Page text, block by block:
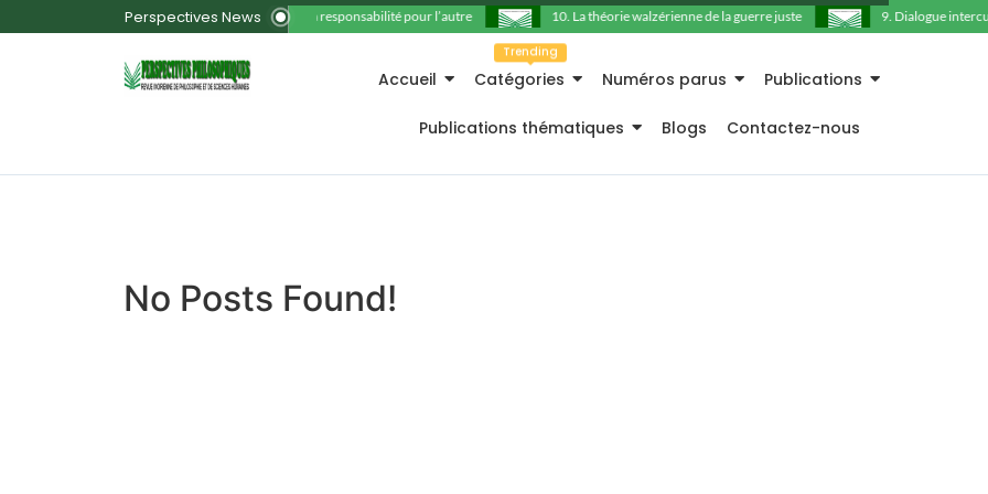
Perspectives News 11. La responsabilité pour l’autre 10. La théorie walzérienne de la guerre juste 9. Dialogue
Accueil Catégories
Trending
Numéros parus Publications
Publications thématiques Blogs Contactez-nous
No Posts Found!